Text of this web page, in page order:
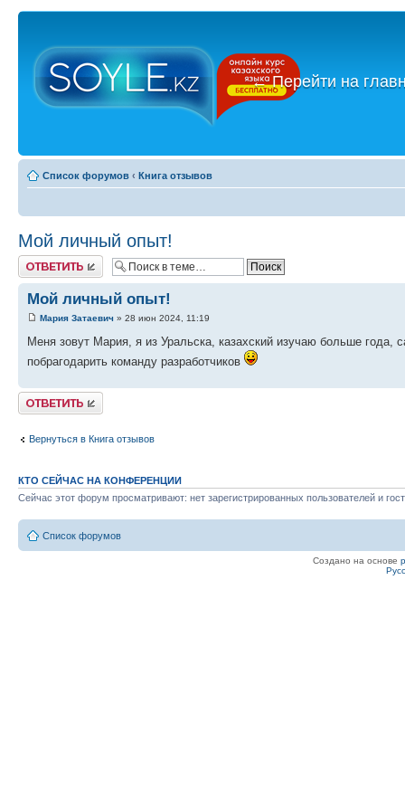
←Перейти на
Список форумов ‹ Книга отзывов
Мой личный опыт!
Ответить
Мой личный опыт!
Мария Затаевич » 28 июн 2024, 11:19
Меня зовут Мария, я из Уральска, казахский изучаю больше года,
побрагодарить команду разработчиков
Ответить
Вернуться в Книга отзывов
КТО СЕЙЧАС НА КОНФЕРЕНЦИИ
Сейчас этот форум просматривают: нет зарегистрированных пользователей и
Список форумов
Создано на основе